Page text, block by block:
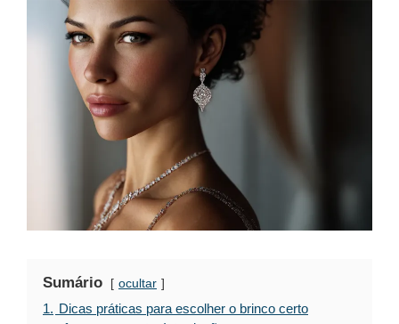
Sumário ocultar
1. Dicas práticas para escolher o brinco certo